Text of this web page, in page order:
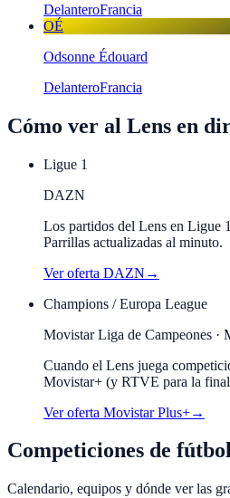
DelanteroFrancia
OÉ
Odsonne Édouard
DelanteroFrancia
Cómo ver al Lens en
Ligue 1
DAZN
Los partidos del Lens en Ligue
Parrillas actualizadas al minuto.
Ver oferta DAZN →
Champions / Europa League
Movistar Liga de Campeones ·
Cuando el Lens juega
Movistar+ (y RTVE para la
Ver oferta Movistar Plus+→
Competiciones de
Calendario, equipos y dónde ver las